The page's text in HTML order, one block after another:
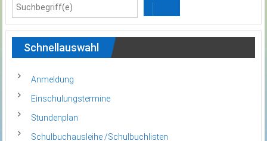
Schnellauswahl
Anmeldung
Einschulungstermine
Stundenplan
Schulbuchausleihe /Schulbuchlisten